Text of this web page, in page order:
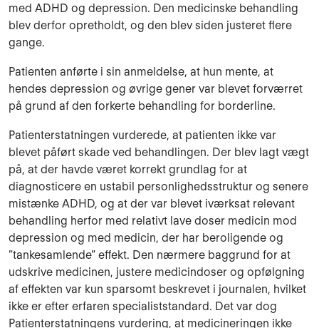
med ADHD og depression. Den medicinske behandling
blev derfor opretholdt, og den blev siden justeret flere
gange.
Patienten anførte i sin anmeldelse, at hun mente, at
hendes depression og øvrige gener var blevet forværret
på grund af den forkerte behandling for borderline.
Patienterstatningen vurderede, at patienten ikke var
blevet påført skade ved behandlingen. Der blev lagt vægt
på, at der havde været korrekt grundlag for at
diagnosticere en ustabil personlighedsstruktur og senere
mistænke ADHD, og at der var blevet iværksat relevant
behandling herfor med relativt lave doser medicin mod
depression og med medicin, der har beroligende og
”tankesamlende” effekt. Den nærmere baggrund for at
udskrive medicinen, justere medicindoser og opfølgning
af effekten var kun sparsomt beskrevet i journalen, hvilket
ikke er efter erfaren specialiststandard. Det var dog
Patienterstatningens vurdering, at medicineringen ikke